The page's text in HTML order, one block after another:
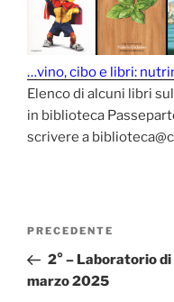
…vino, cibo e libri:
Elenco di alcuni libri
in biblioteca
scrivere a
Navigazione
Articolo
precedente:
PRECEDENTE
2° – Laboratorio di
marzo 2025